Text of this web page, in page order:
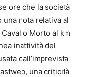
ore che la società
una nota relativa al
Morto al km
inattività del
dall’imprevista
una criticità